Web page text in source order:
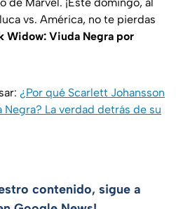
vs. América, no te pierdas
Widow: Viuda Negra por
¿Por qué Scarlett Johansson
La verdad detrás de su
contenido, sigue a